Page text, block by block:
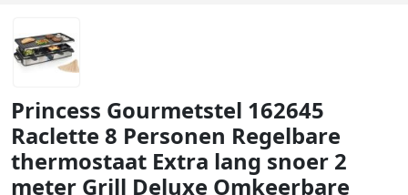
Princess Gourmetstel 162645
Raclette 8 Personen Regelbare
thermostaat Extra lang snoer 2
meter Grill Deluxe Omkeerbare